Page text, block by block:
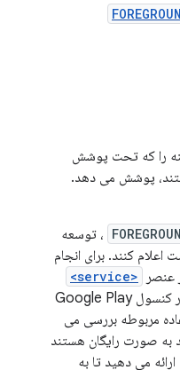
را که تحت پوشش
پوشش می دهد.
، توسعه
اعلام کنند. برای انجام
عنصر <service>
مشخص می کنند. وقتی برنامه خود را در کنسول Google Play
مربوطه بررسی می
به صورت رایگان هستند
می دهید تا به